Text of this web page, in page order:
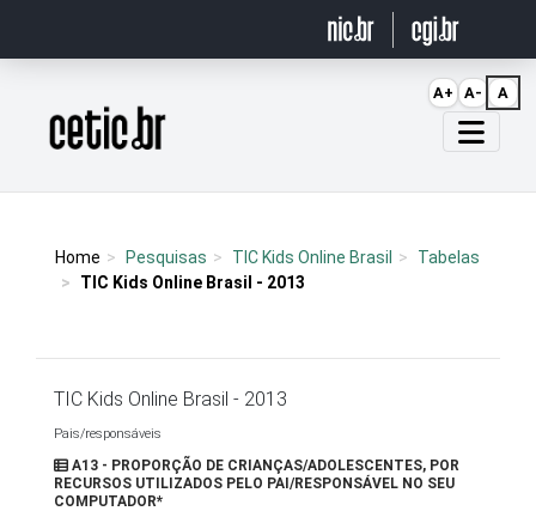
Página inicial
Home Pesquisas TIC Kids Online Brasil
Tabelas
TIC Kids Online Brasil - 2013
TIC Kids Online Brasil - 2013
Pais/responsáveis
A13 - PROPORÇÃO DE CRIANÇAS/ADOLESCENTES, POR
RECURSOS UTILIZADOS PELO PAI/RESPONSÁVEL NO SEU
COMPUTADOR*
A+ A- A